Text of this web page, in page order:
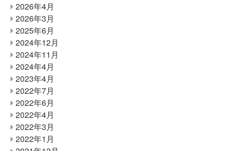
2026年4月
2026年3月
2025年6月
2024年12月
2024年11月
2024年4月
2023年4月
2022年7月
2022年6月
2022年4月
2022年3月
2022年1月